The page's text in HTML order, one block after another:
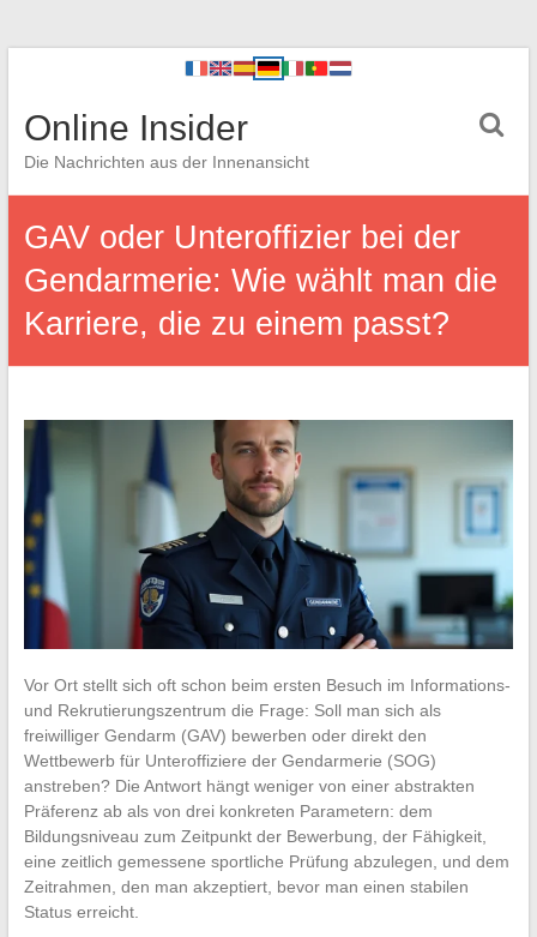
Online Insider
Die Nachrichten aus der Innenansicht
GAV oder Unteroffizier bei der
Gendarmerie: Wie wählt man die
Karriere, die zu einem passt?
Vor Ort stellt sich oft schon beim ersten Besuch im Informations-
und Rekrutierungszentrum die Frage: Soll man sich als
freiwilliger Gendarm (GAV) bewerben oder direkt den
Wettbewerb für Unteroffiziere der Gendarmerie (SOG)
anstreben? Die Antwort hängt weniger von einer abstrakten
Präferenz ab als von drei konkreten Parametern: dem
Bildungsniveau zum Zeitpunkt der Bewerbung, der Fähigkeit,
eine zeitlich gemessene sportliche Prüfung abzulegen, und dem
Zeitrahmen, den man akzeptiert, bevor man einen stabilen
Status erreicht.